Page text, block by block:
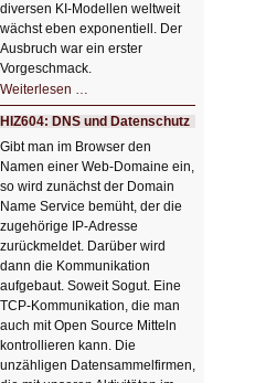
diversen KI-Modellen weltweit
wächst eben exponentiell. Der
Ausbruch war ein erster
Vorgeschmack.
Weiterlesen …
Der
Ausbruch
der
KI
HIZ604: DNS und Datenschutz
Gibt man im Browser den
Namen einer Web-Domaine ein,
so wird zunächst der Domain
Name Service bemüht, der die
zugehörige IP-Adresse
zurückmeldet. Darüber wird
dann die Kommunikation
aufgebaut. Soweit Sogut. Eine
TCP-Kommunikation, die man
auch mit Open Source Mitteln
kontrollieren kann. Die
unzähligen Datensammelfirmen,